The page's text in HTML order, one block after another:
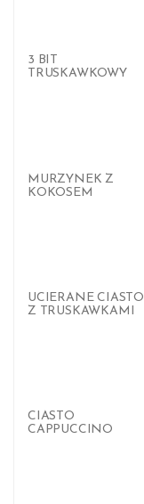
3 BIT
TRUSKAWKOWY
MURZYNEK Z
KOKOSEM
UCIERANE CIASTO
Z TRUSKAWKAMI
CIASTO
CAPPUCCINO